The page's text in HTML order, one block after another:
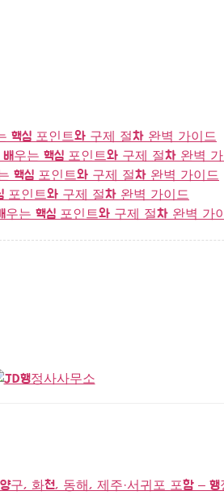
핵심 포인트와 구제 절차 완벽 가이드
우는 핵심 포인트와 구제 절차 완벽
핵심 포인트와 구제 절차 완벽 가이드
포인트와 구제 절차 완벽 가이드
는 핵심 포인트와 구제 절차 완벽 가
구, 화천, 동해, 제주·서귀포 포함 – 행